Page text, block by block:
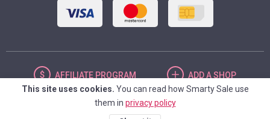
AFFILIATE PROGRAM ADDA SHOP
UNITED STATES
This site uses cookies. You can read how Smarty Sale use
them in privacy policy